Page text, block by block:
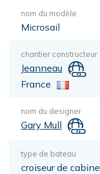
nom du modèle
Microsail
chantier constructeur
Jeanneau
France
nom du designer
Gary Mull
type de bateau
croiseur de cabine